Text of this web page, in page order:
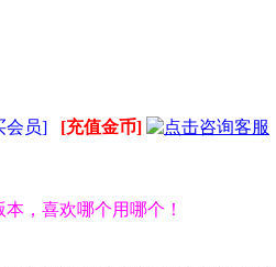
会员] [充值金币]
，喜欢哪个用哪个！